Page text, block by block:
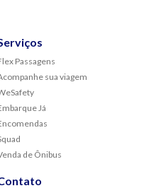
Passagens
sua viagem
Já
de Ônibus